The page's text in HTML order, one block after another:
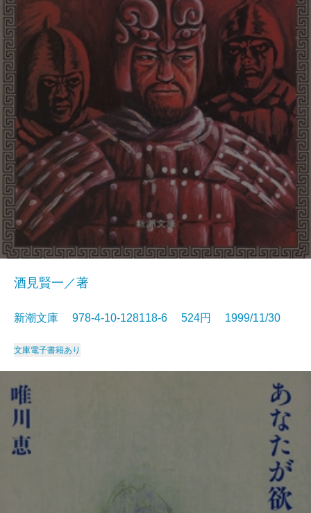
酒見賢一／著
新潮文庫 978-4-10-128118-6 524円 1999/11/30
文庫電子書籍あり